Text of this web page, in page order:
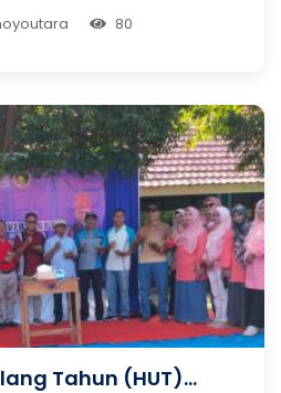
80
Tahun (HUT)...